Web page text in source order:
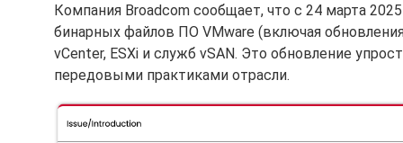
Компания Broadcom сообщает, что с 24 марта
бинарных файлов ПО VMware (включая
vCenter, ESXi и служб vSAN. Это обновление
передовыми практиками отрасли.